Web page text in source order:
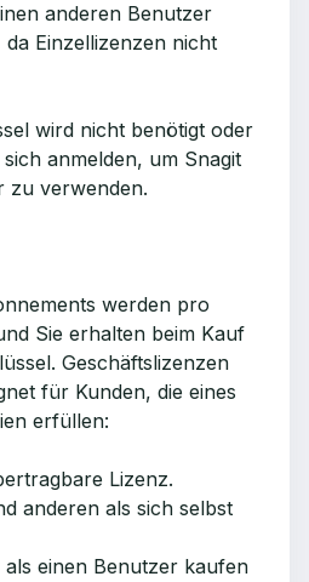
anderen Benutzer
Einzellizenzen nicht
wird nicht benötigt oder
anmelden, um Snagit
zu verwenden.
werden pro
Sie erhalten beim Kauf
Geschäftslizenzen
für Kunden, die eines
erfüllen:
Lizenz.
anderen als sich selbst
einen Benutzer kaufen